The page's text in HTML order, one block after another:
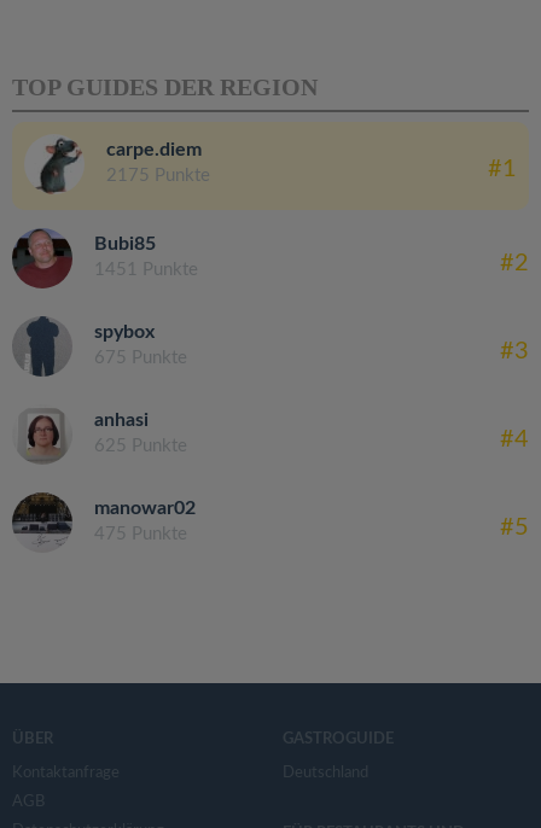
TOP GUIDES DER REGION
carpe.diem
2175 Punkte #1
Bubi85
1451 Punkte #2
spybox
675 Punkte #3
anhasi
625 Punkte #4
manowar02
475 Punkte #5
ÜBER
Kontaktanfrage
AGB
GASTROGUIDE
Deutschland